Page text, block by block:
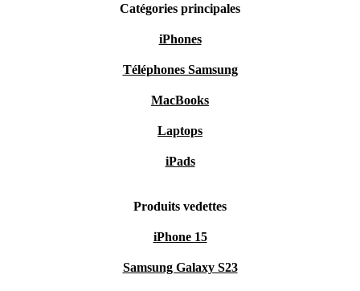
Catégories principales
iPhones
Téléphones Samsung
MacBooks
Laptops
iPads
Produits vedettes
iPhone 15
Samsung Galaxy S23